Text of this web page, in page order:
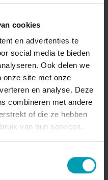
cookies
en advertenties te
social media te bieden
Ook delen we
onze site met onze
en analyse. Deze
combineren met andere
of die ze hebben
van hun services.
aan bij Bion.
aanvragen
en knowhow van
je graag kennen en
helpen je met plezier!